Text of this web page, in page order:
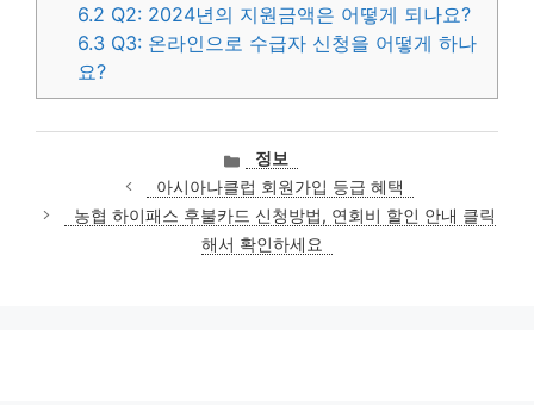
6.2 Q2: 2024년의 지원금액은 어떻게 되나요?
6.3 Q3: 온라인으로 수급자 신청을 어떻게 하나
요?
카
테
고
리
정보
아시아나클럽 회원가입 등급 혜택
농협 하이패스 후불카드 신청방법, 연회비 할인 안내 클릭
해서 확인하세요